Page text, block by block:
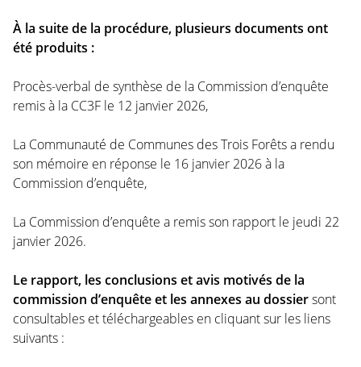
À la suite de la procédure, plusieurs documents ont
été produits :
Procès-verbal de synthèse de la Commission d’enquête
remis à la CC3F le 12 janvier 2026,
La Communauté de Communes des Trois Forêts a rendu
son mémoire en réponse le 16 janvier 2026 à la
Commission d’enquête,
La Commission d’enquête a remis son rapport le jeudi 22
janvier 2026.
Le rapport, les conclusions et avis motivés de la
commission d’enquête et les annexes au dossiersont
consultables et téléchargeables en cliquant sur les liens
suivants :